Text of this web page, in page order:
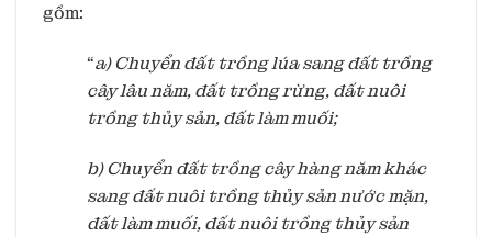
gồm:
“a) Chuyển đất trồng lúa sang đất trồng
cây lâu năm, đất trồng rừng, đất nuôi
trồng thủy sản, đất làm muối;
b) Chuyển đất trồng cây hàng năm khác
sang đất nuôi trồng thủy sản nước mặn,
đất làm muối, đất nuôi trồng thủy sản